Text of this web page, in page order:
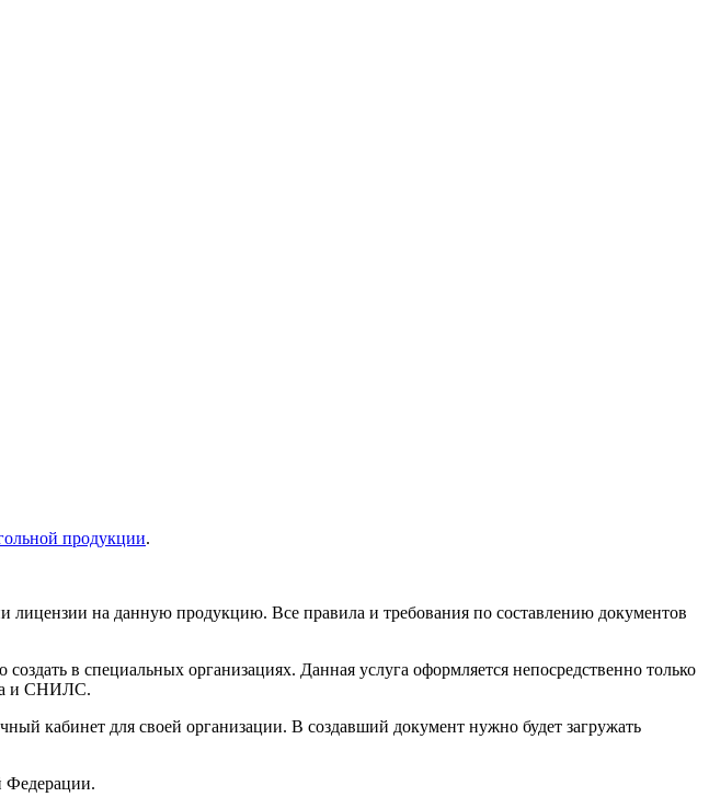
продукции.
на данную продукцию. Все правила и требования по составлению документов
в специальных организациях. Данная услуга оформляется непосредственно только
и СНИЛС.
кабинет для своей организации. В создавший документ нужно будет загружать
Федерации.